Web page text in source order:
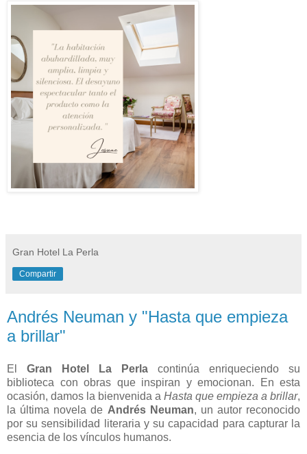
Gran Hotel La Perla
Compartir
Andrés Neuman y "Hasta que empieza
a brillar"
El Gran Hotel La Perla continúa enriqueciendo su
biblioteca con obras que inspiran y emocionan. En esta
ocasión, damos la bienvenida a Hasta que empieza a brillar,
la última novela de Andrés Neuman, un autor reconocido
por su sensibilidad literaria y su capacidad para capturar la
esencia de los vínculos humanos.